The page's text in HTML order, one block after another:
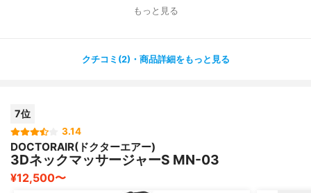
アタッチメントも好みやその日のコリによって変えられま
気に入ってます。
もっと見る
クチコミ(2)・商品詳細をもっと見る
7位
3.14
DOCTORAIR(ドクターエアー)
3DネックマッサージャーS MN-03
¥12,500〜